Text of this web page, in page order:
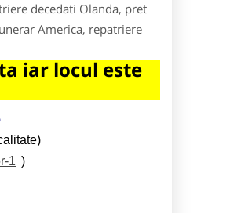
decedati Olanda, pret
America, repatriere
iar locul este
1 )